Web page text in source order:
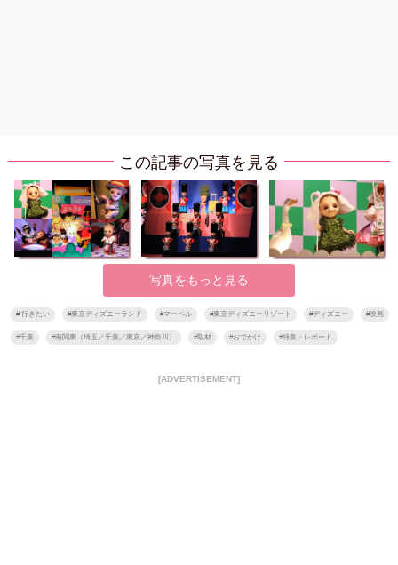
この記事の写真を見る
写真をもっと見る
#行きたい #東京ディズニーランド #マーベル #東京ディズニーリゾート #ディズニー #映画
#千葉 #南関東（埼玉／千葉／東京／神奈川） #取材 #おでかけ #特集・レポート
[ADVERTISEMENT]